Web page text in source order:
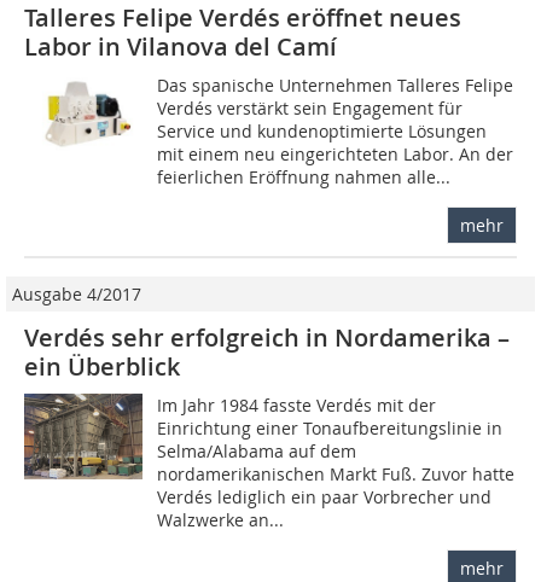
Talleres Felipe Verdés eröffnet neues
Labor in Vilanova del Camí
Das spanische Unternehmen Talleres Felipe
Verdés verstärkt sein Engagement für
Service und kundenoptimierte Lösungen
mit einem neu eingerichteten Labor. An der
feierlichen Eröffnung nahmen alle...
mehr
Ausgabe 4/2017
Verdés sehr erfolgreich in Nordamerika –
ein Überblick
Im Jahr 1984 fasste Verdés mit der
Einrichtung einer Tonaufbereitungslinie in
Selma/Alabama auf dem
nordamerikanischen Markt Fuß. Zuvor hatte
Verdés lediglich ein paar Vorbrecher und
Walzwerke an...
mehr